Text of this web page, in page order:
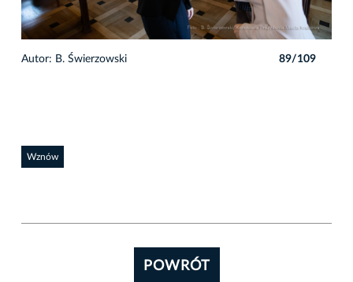
Autor: B. Świerzowski 89/109
Wznów
POWRÓT